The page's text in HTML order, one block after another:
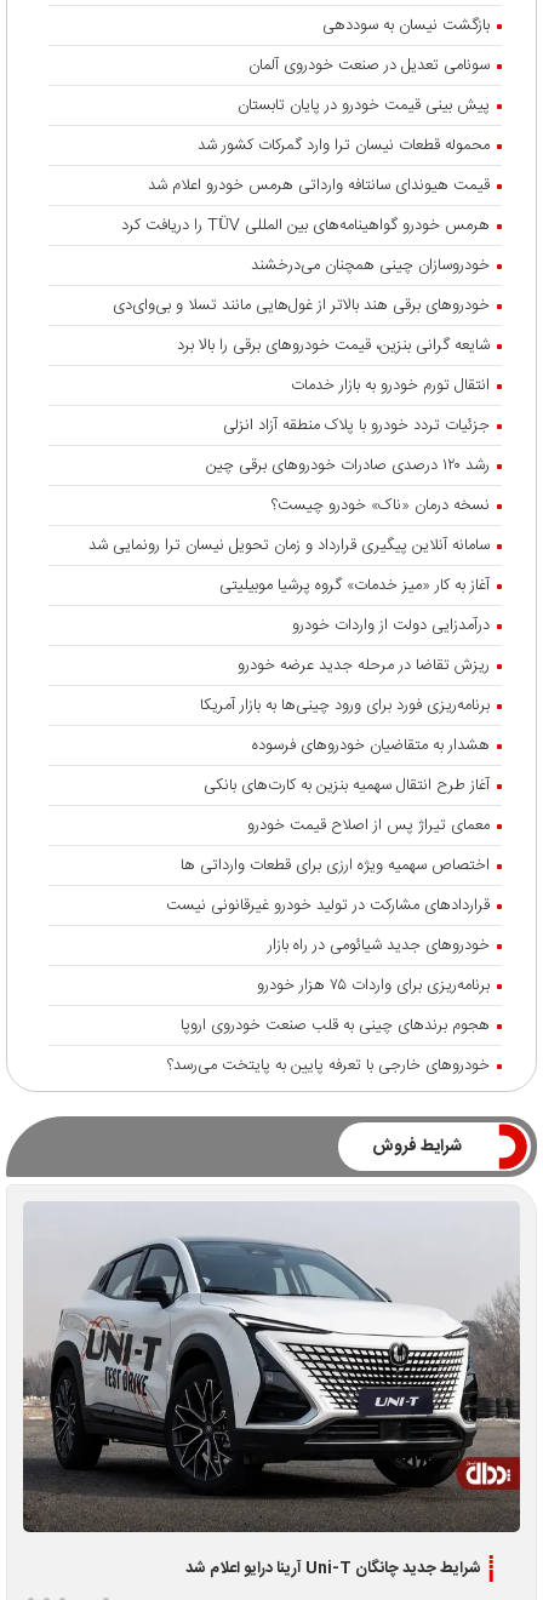
بازگشت نیسان به سوددهی
سونامی تعدیل در صنعت خودروی آلمان
پیش بینی قیمت خودرو در پایان تابستان
محموله قطعات نیسان ترا وارد گمرکات کشور شد
قیمت هیوندای سانتافه وارداتی هرمس خودرو اعلام شد
هرمس خودرو گواهینامه‌های بین المللی TÜV را دریافت کرد
خودروسازان چینی همچنان می‌درخشند
خودروهای برقی هند بالاتر از غول‌هایی مانند تسلا و بی‌وای‌دی
شایعه گرانی بنزین، قیمت خودروهای برقی را بالا برد
انتقال تورم خودرو به بازار خدمات
جزئیات تردد خودرو با پلاک منطقه آزاد انزلی
رشد ۱۲۰ درصدی صادرات خودروهای برقی چین
نسخه درمان «ناک» خودرو چیست؟
سامانه آنلاین پیگیری قرارداد‌ و زمان تحویل نیسان ترا رونمایی شد
آغاز به کار «میز خدمات» گروه پرشیا موبیلیتی
درآمدزایی دولت از واردات خودرو
ریزش تقاضا در مرحله جدید عرضه خودرو
برنامه‌ریزی فورد برای ورود چینی‌ها به بازار آمریکا
هشدار به متقاضیان خودروهای فرسوده
آغاز طرح انتقال سهمیه بنزین به کارت‌های بانکی
معمای تیراژ پس از اصلاح قیمت خودرو
اختصاص سهمیه ویژه ارزی برای قطعات وارداتی ها
قراردادهای مشارکت در تولید خودرو غیرقانونی نیست
خودروهای جدید شیائومی در راه بازار
برنامه‌ریزی برای واردات ۷۵ هزار خودرو
هجوم برندهای چینی به قلب صنعت خودروی اروپا
خودروهای خارجی با تعرفه پایین به پایتخت می‌رسد؟
شرایط فروش
شرایط جدید چانگان Uni-T آرینا درایو اعلام شد